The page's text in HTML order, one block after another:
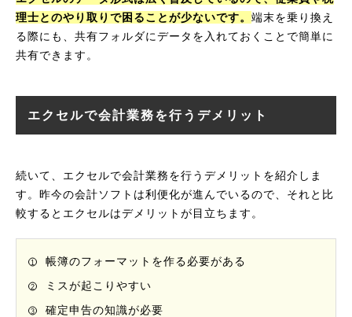
理士とのやり取りで困ることが少ないです。 端末を乗り換え
る際にも、共有フォルダにデータを入れておくことで簡単に
共有できます。
エクセルで会計業務を行うデメリット
続いて、エクセルで会計業務を行うデメリットを紹介しま
す。昨今の会計ソフトは利便化が進んでいるので、それと比
較するとエクセルはデメリットが目立ちます。
帳簿のフォーマットを作る必要がある
ミスが起こりやすい
確定申告の知識が必要